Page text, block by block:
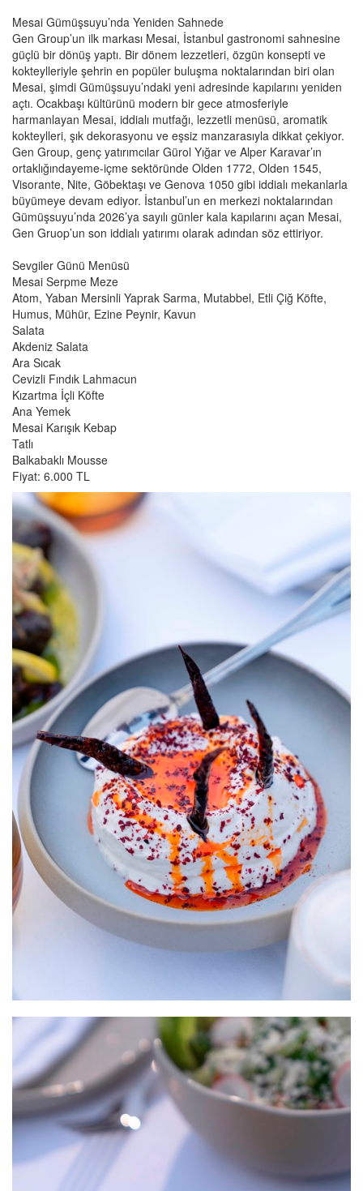
Mesai Gümüşsuyu’nda Yeniden Sahnede
Gen Group’un ilk markası Mesai, İstanbul gastronomi sahnesine
güçlü bir dönüş yaptı. Bir dönem lezzetleri, özgün konsepti ve
kokteylleriyle şehrin en popüler buluşma noktalarından biri olan
Mesai, şimdi Gümüşsuyu’ndaki yeni adresinde kapılarını yeniden
açtı. Ocakbaşı kültürünü modern bir gece atmosferiyle
harmanlayan Mesai, iddialı mutfağı, lezzetli menüsü, aromatik
kokteylleri, şık dekorasyonu ve eşsiz manzarasıyla dikkat çekiyor.
Gen Group, genç yatırımcılar Gürol Yığar ve Alper Karavar’ın
ortaklığındayeme-içme sektöründe Olden 1772, Olden 1545,
Visorante, Nite, Göbektaşı ve Genova 1050 gibi iddialı mekanlarla
büyümeye devam ediyor. İstanbul’un en merkezi noktalarından
Gümüşsuyu’nda 2026’ya sayılı günler kala kapılarını açan Mesai,
Gen Gruop’un son iddialı yatırımı olarak adından söz ettiriyor.
Sevgiler Günü Menüsü
Mesai Serpme Meze
Atom, Yaban Mersinli Yaprak Sarma, Mutabbel, Etli Çiğ Köfte,
Humus, Mühür, Ezine Peynir, Kavun
Salata
Akdeniz Salata
Ara Sıcak
Cevizli Fındık Lahmacun
Kızartma İçli Köfte
Ana Yemek
Mesai Karışık Kebap
Tatlı
Balkabaklı Mousse
Fiyat: 6.000 TL